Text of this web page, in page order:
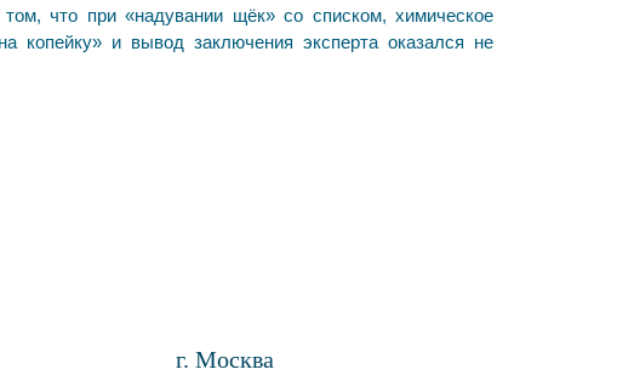
что при «надувании щёк» со списком, химическое
копейку» и вывод заключения эксперта оказался не
г. Москва